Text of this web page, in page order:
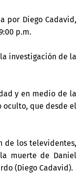
por Diego Cadavid,
p.m.
investigación de la
y en medio de la
oculto, que desde el
de los televidentes,
muerte de Daniel
(Diego Cadavid).